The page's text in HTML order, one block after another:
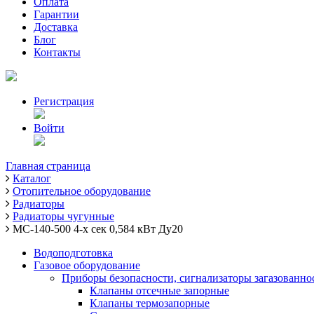
Гарантии
Доставка
Блог
Контакты
Регистрация
Войти
Главная страница
Каталог
Отопительное оборудование
Радиаторы
Радиаторы чугунные
МС-140-500 4-х сек 0,584 кВт Ду20
Водоподготовка
Газовое оборудование
Приборы безопасности, сигнализаторы
Клапаны отсечные запорные
Клапаны термозапорные